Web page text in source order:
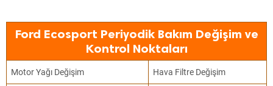
Ford Ecosport Periyodik Bakım Değişim ve
Kontrol Noktaları
Motor Yağı Değişim Hava Filtre Değişim